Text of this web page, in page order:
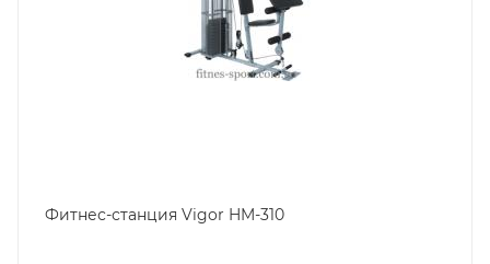
Фитнес-станция Vigor HM-310